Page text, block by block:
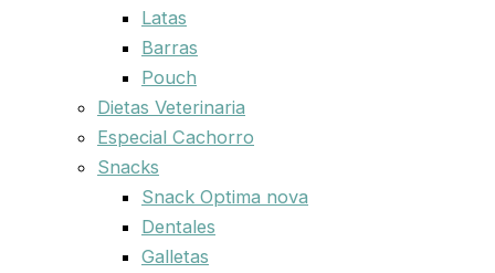
Latas
Barras
Pouch
Dietas Veterinaria
Especial Cachorro
Snacks
Snack Optima nova
Dentales
Galletas